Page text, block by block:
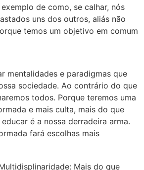
de como, se calhar, nós
uns dos outros, aliás não
temos um objetivo em comum
mentalidades e paradigmas que
sociedade. Ao contrário do que
todos. Porque teremos uma
e mais culta, mais do que
é a nossa derradeira arma.
fará escolhas mais